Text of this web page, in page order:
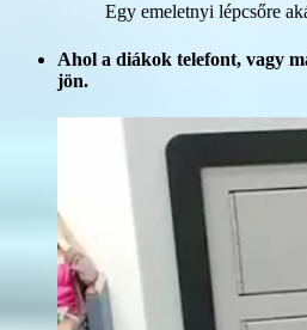
Egy emeletnyi lépcsőre
Ahol a diákok telefont, vagy
jön.